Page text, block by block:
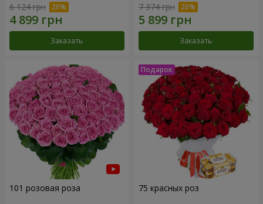
6 124 грн
Заказать
7 374 грн
Заказать
101 розовая роза 75 красных роз